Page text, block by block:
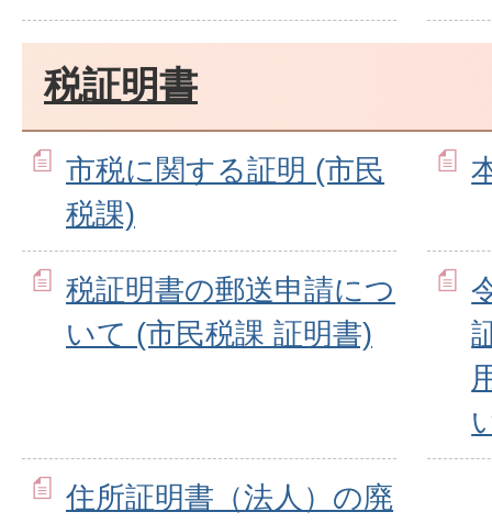
税証明書
市税に関する証明 (市民
税課)
税証明書の郵送申請につ
いて (市民税課 証明書)
住所証明書（法人）の廃